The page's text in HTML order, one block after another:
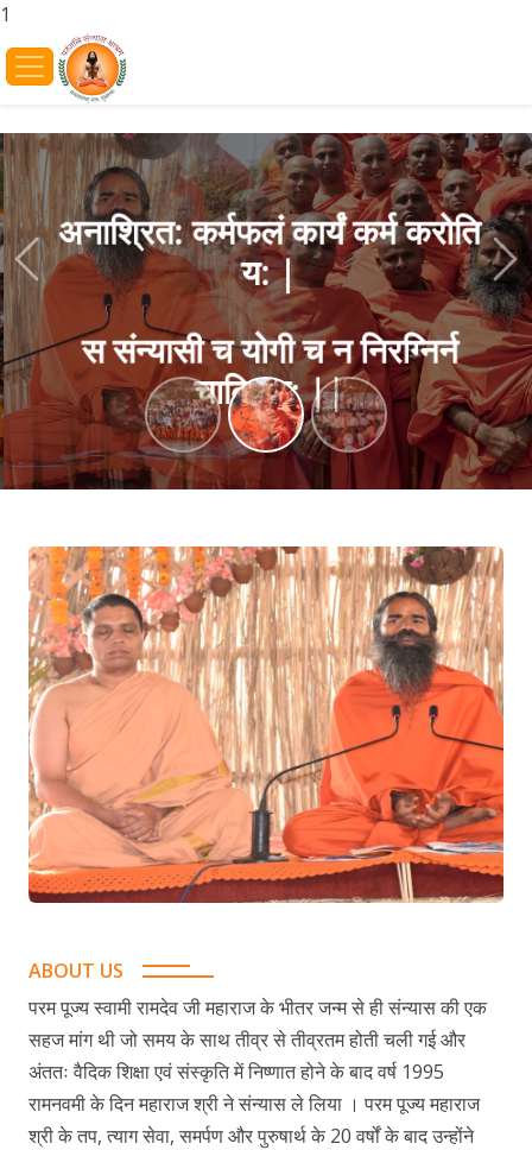
1
अनाश्रित: कर्मफलं कार्यं कर्म करोति
य: |
स संन्यासी च योगी च न निरग्निर्न
चाक्रिय: ||
Previous
ABOUT US
परम पूज्य स्वामी रामदेव जी महाराज के भीतर जन्म से ही संन्यास की एक
सहज मांग थी जो समय के साथ तीव्र से तीव्रतम होती चली गई और
अंततः वैदिक शिक्षा एवं संस्कृति में निष्णात होने के बाद वर्ष 1995
रामनवमी के दिन महाराज श्री ने संन्यास ले लिया । परम पूज्य महाराज
श्री के तप, त्याग सेवा, समर्पण और पुरुषार्थ के 20 वर्षों के बाद उन्होंने